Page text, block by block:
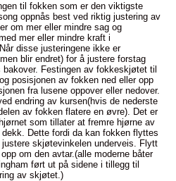
til fokken som er den viktigste
oppnås best ved riktig justering av
om mer eller mindre sag og
mer eller mindre kraft i
disse justeringene ikke er
blir endret) for å justere forstag
Festingen av fokkeskjøtet til
posisjonen av fokken ned eller opp
fra lusene oppover eller nedover.
endring av kursen(hvis de nederste
av fokken flatere en øvre). Det er
som tillater at fremre hjørne av
Dette fordi da kan fokken flyttes
skjøtevinkelen underveis. Flytt
om den avtar.(alle moderne båter
ført ut på sidene i tillegg til
av skjøtet.)